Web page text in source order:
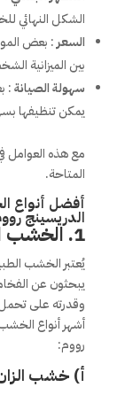
الشكل النهائي
السعر : بعض
بين الميزانية
سهولة الصيانة:
يمكن تنظيفها
مع هذه العوامل
المتاحة.
أفضل أنواع
الدريسينج
1. الخشب الطبيعي: الأناقة التي تدوم
يُعتبر الخشب
يبحثون عن
وقدرته على
أشهر أنواع
رووم:
أ) خشب